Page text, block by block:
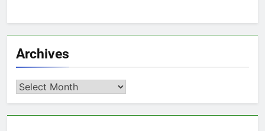
Archives
Archives